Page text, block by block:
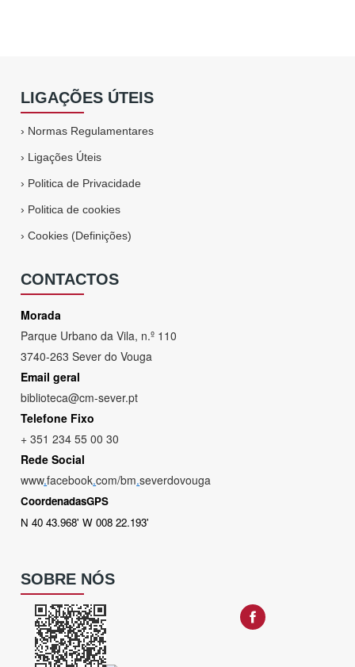
LIGAÇÕES ÚTEIS
› Normas Regulamentares
› Ligações Úteis
› Politica de Privacidade
› Politica de cookies
›Cookies (Definições)
CONTACTOS
Morada
Parque Urbano da Vila, n.º 110
3740-263 Sever do Vouga
Email geral
biblioteca@cm-sever.pt
Telefone Fixo
+ 351 234 55 00 30
Rede Social
www.facebook.com/bm.severdovouga
CoordenadasGPS
N 40 43.968' W 008 22.193'
SOBRE NÓS